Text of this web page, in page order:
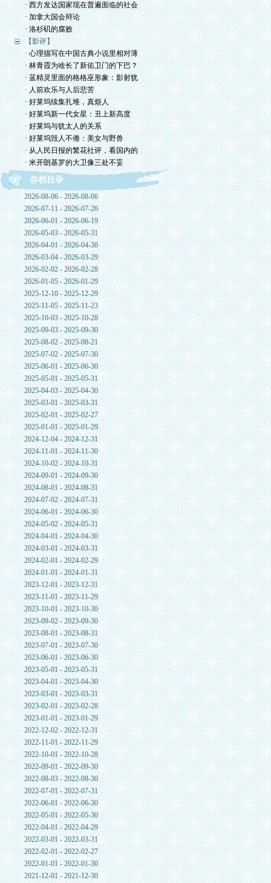
· 西方发达国家现在普遍面临的社会
· 加拿大国会辩论
· 洛杉矶的腐败
【影评】
· 心理描写在中国古典小说里相对薄
· 林青霞为啥长了新佑卫门的下巴？
· 蓝精灵里面的格格巫形象：影射犹
· 人前欢乐与人后悲苦
· 好莱坞续集扎堆，真烦人
· 好莱坞新一代女星：丑上新高度
· 好莱坞与犹太人的关系
· 好莱坞毁人不倦：美女与野兽
· 从人民日报的繁花社评，看国内的
· 米开朗基罗的大卫像三处不妥
存档目录
2026-08-06 - 2026-08-06
2026-07-11 - 2026-07-26
2026-06-01 - 2026-06-19
2026-05-03 - 2026-05-31
2026-04-01 - 2026-04-30
2026-03-04 - 2026-03-29
2026-02-02 - 2026-02-28
2026-01-05 - 2026-01-29
2025-12-10 - 2025-12-29
2025-11-05 - 2025-11-23
2025-10-03 - 2025-10-28
2025-09-03 - 2025-09-30
2025-08-02 - 2025-08-21
2025-07-02 - 2025-07-30
2025-06-01 - 2025-06-30
2025-05-01 - 2025-05-31
2025-04-03 - 2025-04-30
2025-03-01 - 2025-03-31
2025-02-01 - 2025-02-27
2025-01-01 - 2025-01-29
2024-12-04 - 2024-12-31
2024-11-01 - 2024-11-30
2024-10-02 - 2024-10-31
2024-09-01 - 2024-09-30
2024-08-01 - 2024-08-31
2024-07-02 - 2024-07-31
2024-06-01 - 2024-06-30
2024-05-02 - 2024-05-31
2024-04-01 - 2024-04-30
2024-03-01 - 2024-03-31
2024-02-01 - 2024-02-29
2024-01-01 - 2024-01-31
2023-12-01 - 2023-12-31
2023-11-01 - 2023-11-29
2023-10-01 - 2023-10-30
2023-09-02 - 2023-09-30
2023-08-01 - 2023-08-31
2023-07-01 - 2023-07-30
2023-06-01 - 2023-06-30
2023-05-01 - 2023-05-31
2023-04-01 - 2023-04-30
2023-03-01 - 2023-03-31
2023-02-01 - 2023-02-28
2023-01-01 - 2023-01-29
2022-12-02 - 2022-12-31
2022-11-01 - 2022-11-29
2022-10-01 - 2022-10-28
2022-09-01 - 2022-09-30
2022-08-03 - 2022-08-30
2022-07-01 - 2022-07-31
2022-06-01 - 2022-06-30
2022-05-01 - 2022-05-30
2022-04-01 - 2022-04-29
2022-03-01 - 2022-03-31
2022-02-01 - 2022-02-27
2022-01-01 - 2022-01-30
2021-12-01 - 2021-12-30